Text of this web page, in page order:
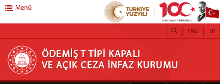
ÖDEMİŞ T TİPİ KAPALI VE AÇIK CEZA İNFAZ
KURUMU
Menü
ÖDEMİŞ T TİPİ KAPALI
VE AÇIK CEZA İNFAZ KURUMU
TR
ENG